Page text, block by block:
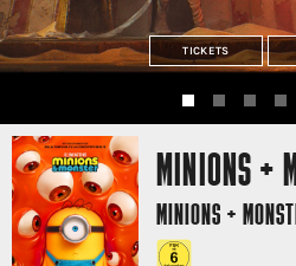
TICKETS
MINIONS +
MINIONS +